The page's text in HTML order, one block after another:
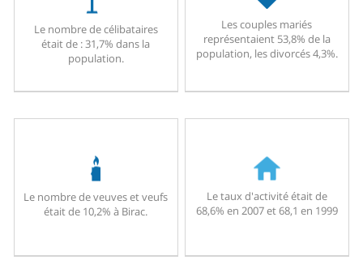
Le nombre de célibataires
était de : 31,7% dans la
population.
Les couples mariés
représentaient 53,8% de la
population, les divorcés 4,3%.
Le nombre de veuves et veufs
était de 10,2% à Birac.
Le taux d'activité était de
68,6% en 2007 et 68,1 en 1999